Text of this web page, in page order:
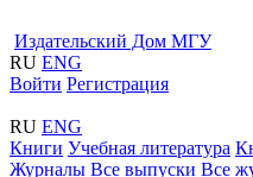
Издательский Дом МГУ
RU ENG
Войти Регистрация
RU ENG
Книги Учебная литература
Журналы Все выпуски Все